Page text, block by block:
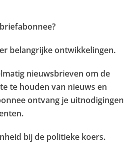
belangrijke ontwikkelingen.
nieuwsbrieven om de
te houden van nieuws en
ontvang je uitnodigingen
bij de politieke koers.